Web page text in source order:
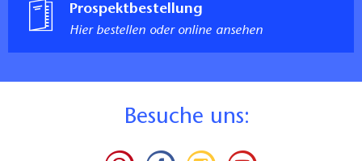
Prospektbestellung
Hier bestellen oder online ansehen
Besuche uns: